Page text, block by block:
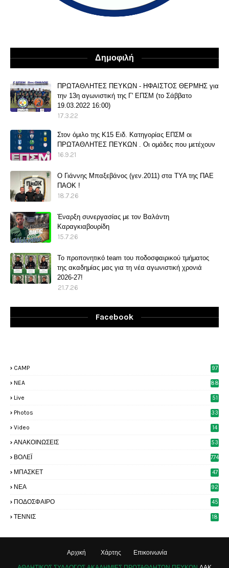
Δημοφιλή
ΠΡΩΤΑΘΛΗΤΕΣ ΠΕΥΚΩΝ - ΗΦΑΙΣΤΟΣ ΘΕΡΜΗΣ για
την 13η αγωνιστική της Γ' ΕΠΣΜ (το Σάββατο
19.03.2022 16:00)
17.3.22
Στον όμιλο της Κ15 Ειδ. Κατηγορίας ΕΠΣΜ οι
ΠΡΩΤΑΘΛΗΤΕΣ ΠΕΥΚΩΝ . Οι ομάδες που μετέχουν
16.9.21
O Γιάννης Μπαξεβάνος (γεν.2011) στα ΤΥΑ της ΠΑΕ
ΠΑΟΚ !
18.7.26
Έναρξη συνεργασίας με τον Βαλάντη
Καραγκιαβουρίδη
15.7.26
Το προπονητικό team του ποδοσφαιρικού τμήματος
της ακαδημίας μας για τη νέα αγωνιστική χρονιά
2026-27!
21.7.26
Facebook
CAMP 97
NEA 88
Live 51
Photos
33
Video
14
ΑΝΑΚΟΙΝΩΣΕΙΣ
53
ΒΟΛΕΪ 774
ΜΠΑΣΚΕΤ
47
ΝΕΑ
92
ΠΟΔΟΣΦΑΙΡΟ
45
ΤΕΝΝΙΣ
18
Αρχική Χάρτης Επικοινωνία